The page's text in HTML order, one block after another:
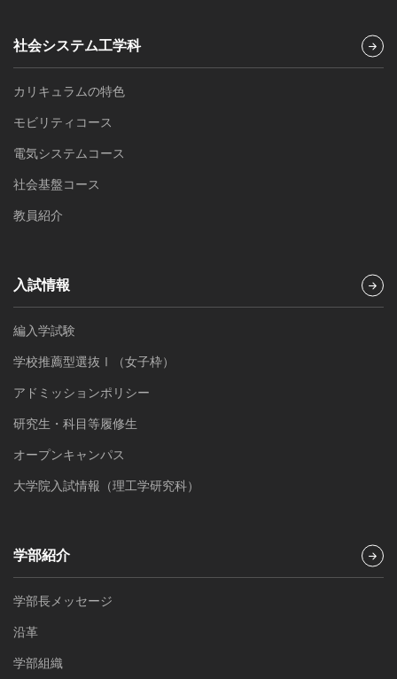
社会システム工学科
カリキュラムの特色
モビリティコース
電気システムコース
社会基盤コース
教員紹介
入試情報
編入学試験
学校推薦型選抜Ⅰ（女子枠）
アドミッションポリシー
研究生・科目等履修生
オープンキャンパス
大学院入試情報（理工学研究科）
学部紹介
学部長メッセージ
沿革
学部組織